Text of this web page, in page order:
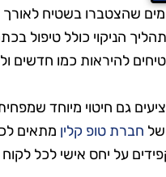
שהצטברו בשטיח לאורך
הניקוי כולל טיפול
להיראות כמו חדשים
גם חיטוי מיוחד
של חברת טופ קלין מתאים
על יחס אישי לכל